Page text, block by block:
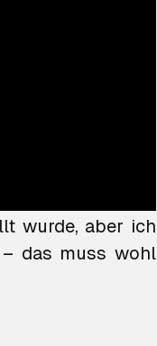
das niemals tun
wurde, aber ich
das muss wohl